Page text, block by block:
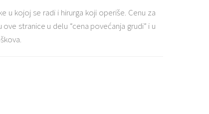
u kojoj se radi i hirurga koji operiše. Cenu za
stranice u delu “cena povećanja grudi” i u